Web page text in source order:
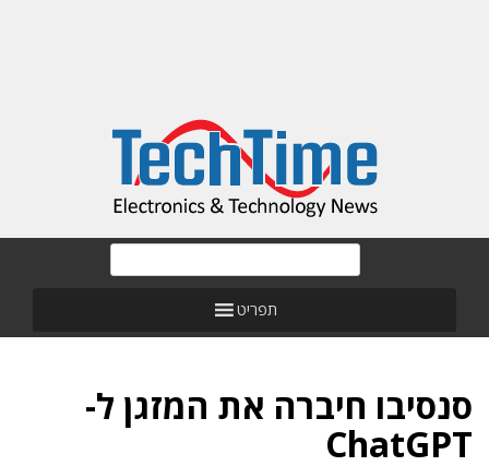
תפריט
סנסיבו חיברה את המזגן ל-
ChatGPT